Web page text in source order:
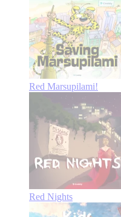
Red Marsupilami!
Red Nights